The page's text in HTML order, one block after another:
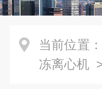
当前位置：
冻离心机